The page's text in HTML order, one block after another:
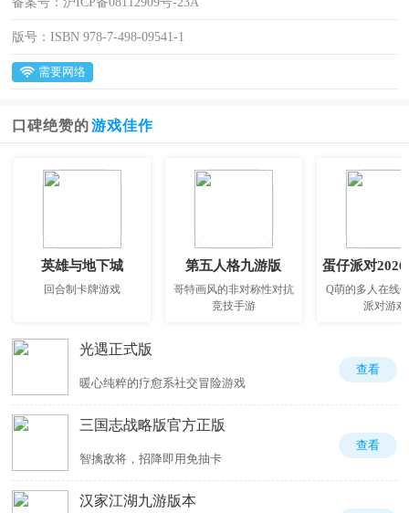
版号：ISBN 978-7-498-09541-1
需要网络
口碑绝赞的 游戏佳作
英雄与地下城
回合制卡牌游戏
第五人格九游版
哥特画风的非对称性对抗
竞技手游
蛋仔派对
Q萌的多人在线
派对游戏
光遇正式版
暖心纯粹的疗愈系社交冒险游戏
查看
三国志战略版官方正版
智擒敌将，招降即用免抽卡
查看
汉家江湖九游版本